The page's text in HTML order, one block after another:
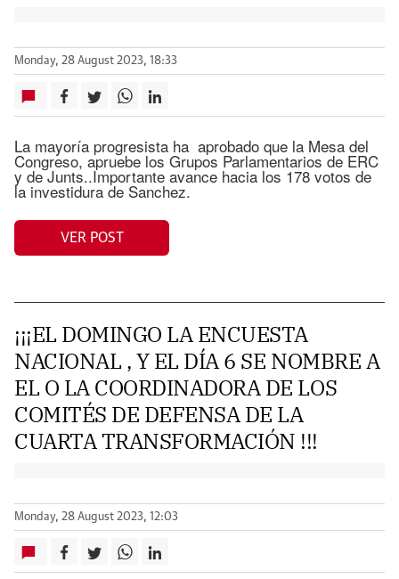
Monday, 28 August 2023, 18:33
La mayoría progresista ha aprobado que la Mesa del
Congreso, apruebe los Grupos Parlamentarios de ERC
y de Junts..Importante avance hacia los 178 votos de
la investidura de Sanchez.
VER POST
¡¡¡EL DOMINGO LA ENCUESTA
NACIONAL , Y EL DÍA 6 SE NOMBRE A
EL O LA COORDINADORA DE LOS
COMITÉS DE DEFENSA DE LA
CUARTA TRANSFORMACIÓN !!!
Monday, 28 August 2023, 12:03